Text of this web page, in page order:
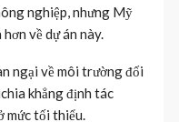
nghiệp, nhưng Mỹ
về dự án này.
ngại về môi trường đối
khẳng định tác
mức tối thiểu.